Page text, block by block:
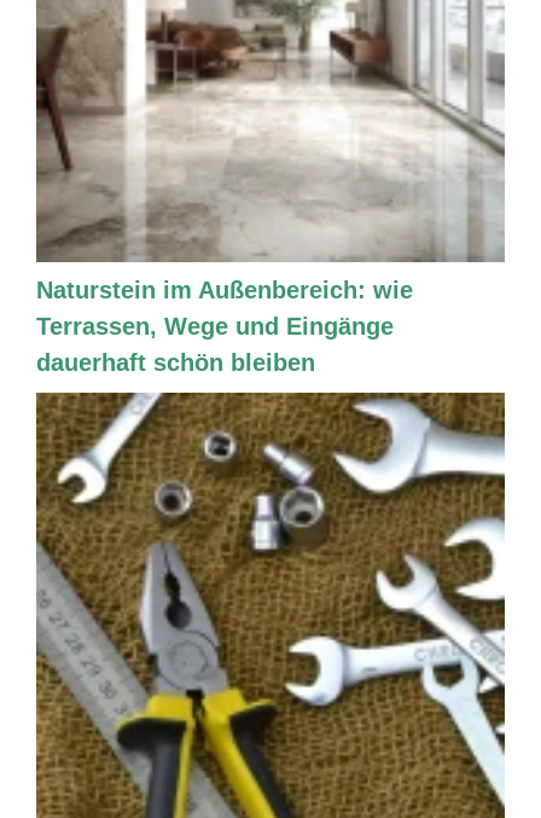
Naturstein im Außenbereich: wie
Terrassen, Wege und Eingänge
dauerhaft schön bleiben